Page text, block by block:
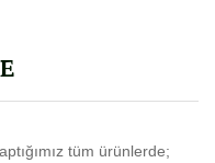
tüm ürünlerde;